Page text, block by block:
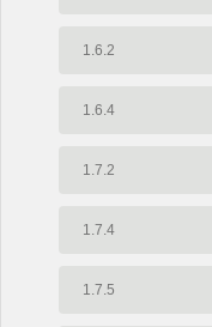
1.6.2
1.6.4
1.7.2
1.7.4
1.7.5